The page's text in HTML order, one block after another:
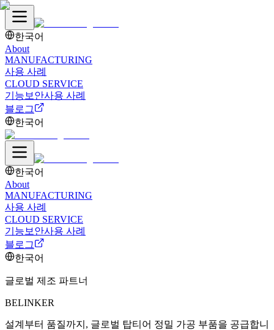
한국어
About
MANUFACTURING
사용 사례
CLOUD SERVICE
기능 보안사용 사례
블로그
한국어
한국어
About
MANUFACTURING
사용 사례
CLOUD SERVICE
기능 보안사용 사례
블로그
한국어
글로벌 제조 파트너
BELINKER
설계부터 품질까지, 글로벌 탑티어 정밀 가공 부품을 공급합니